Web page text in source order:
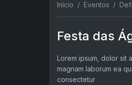
Início Eventos
Festa das
Lorem ipsum, dolor sit
magnam laborum ea
consectetur